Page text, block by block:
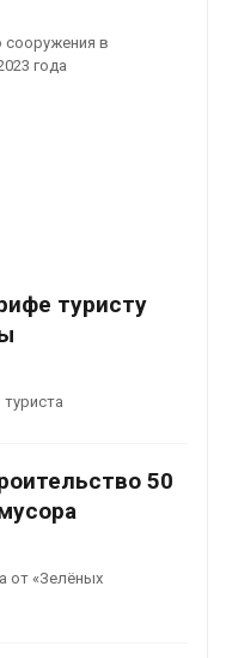
сооружения в
года
туристу
50
от «Зелёных